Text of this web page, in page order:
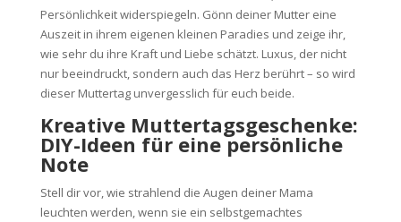
Persönlichkeit widerspiegeln. Gönn deiner Mutter eine
Auszeit in ihrem eigenen kleinen Paradies und zeige ihr,
wie sehr du ihre Kraft und Liebe schätzt. Luxus, der nicht
nur beeindruckt, sondern auch das Herz berührt – so wird
dieser Muttertag unvergesslich für euch beide.
Kreative Muttertagsgeschenke:
DIY-Ideen für eine persönliche
Note
Stell dir vor, wie strahlend die Augen deiner Mama
leuchten werden, wenn sie ein selbstgemachtes